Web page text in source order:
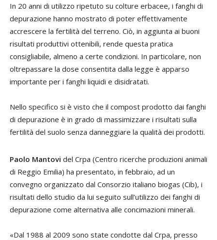
In 20 anni di utilizzo ripetuto su colture erbacee, i fanghi di
depurazione hanno mostrato di poter effettivamente
accrescere la fertilità del terreno. Ciò, in aggiunta ai buoni
risultati produttivi ottenibili, rende questa pratica
consigliabile, almeno a certe condizioni. In particolare, non
oltrepassare la dose consentita dalla legge è apparso
importante per i fanghi liquidi e disidratati.
Nello specifico si è visto che il compost prodotto dai fanghi
di depurazione è in grado di massimizzare i risultati sulla
fertilità del suolo senza danneggiare la qualità dei prodotti.
Paolo Mantovi del Crpa (Centro ricerche produzioni animali
di Reggio Emilia) ha presentato, in febbraio, ad un
convegno organizzato dal Consorzio italiano biogas (Cib), i
risultati dello studio da lui seguito sull’utilizzo dei fanghi di
depurazione come alternativa alle concimazioni minerali.
«Dal 1988 al 2009 sono state condotte dal Crpa, presso